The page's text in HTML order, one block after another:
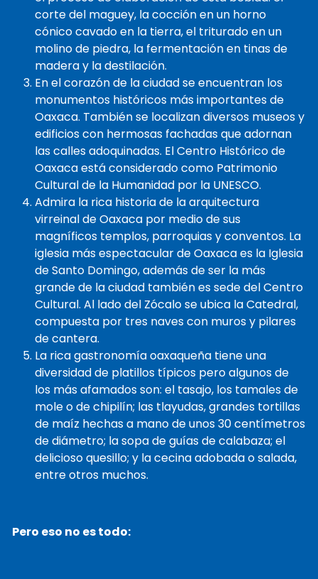
corte del maguey, la cocción en un horno
cónico cavado en la tierra, el triturado en un
molino de piedra, la fermentación en tinas de
madera y la destilación.
En el corazón de la ciudad se encuentran los
monumentos históricos más importantes de
Oaxaca. También se localizan diversos museos y
edificios con hermosas fachadas que adornan
las calles adoquinadas. El Centro Histórico de
Oaxaca está considerado como Patrimonio
Cultural de la Humanidad por la UNESCO.
Admira la rica historia de la arquitectura
virreinal de Oaxaca por medio de sus
magníficos templos, parroquias y conventos. La
iglesia más espectacular de Oaxaca es la Iglesia
de Santo Domingo, además de ser la más
grande de la ciudad también es sede del Centro
Cultural. Al lado del Zócalo se ubica la Catedral,
compuesta por tres naves con muros y pilares
de cantera.
La rica gastronomía oaxaqueña tiene una
diversidad de platillos típicos pero algunos de
los más afamados son: el tasajo, los tamales de
mole o de chipilín; las tlayudas, grandes tortillas
de maíz hechas a mano de unos 30 centímetros
de diámetro; la sopa de guías de calabaza; el
delicioso quesillo; y la cecina adobada o salada,
entre otros muchos.
Pero eso no es todo: